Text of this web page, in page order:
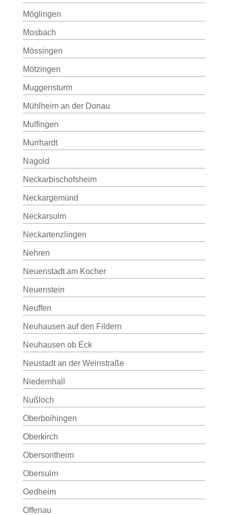
Möglingen
Mosbach
Mössingen
Mötzingen
Muggensturm
Mühlheim an der Donau
Mulfingen
Murrhardt
Nagold
Neckarbischofsheim
Neckargemünd
Neckarsulm
Neckartenzlingen
Nehren
Neuenstadt am Kocher
Neuenstein
Neuffen
Neuhausen auf den Fildern
Neuhausen ob Eck
Neustadt an der Weinstraße
Niedernhall
Nußloch
Oberboihingen
Oberkirch
Obersontheim
Obersulm
Oedheim
Offenau